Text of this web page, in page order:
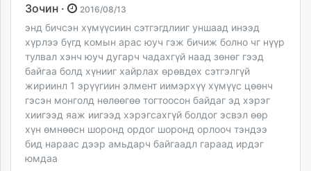
Зочин · 2016/08/13
энд бичсэн хүмүүсиин сэтгэгдлииг уншаад инээд
хүрлээ бүгд комын арас юуч гэж бичиж болно чг нүүр
тулвал хэнч юуч дугарч чадахгүй наад зөнөг гээд
байгаа болд хүнииг хайрлах өрөвдөх сэтгэлгүй
жириинл 1 эрүүгиин элмент иимэрхүү хүмүүс цөөнч
гэсэн монголд нөлөөгөө тогтоосон байдаг эд хэрэг
хиигээд яаж иигээд хэрэгсахгүй болдог эсвэл өөр
хүн өмнөөсн шоронд ордог шоронд орлооч тэндээ
бид нараас дээр амьдарч байгаадл гараад ирдэг
юмдаа